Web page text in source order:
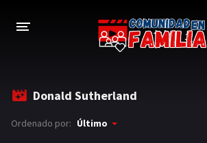
Donald Sutherland
Ordenado por: Último